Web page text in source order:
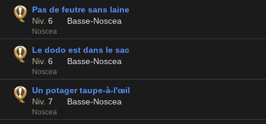
Pas de feutre sans laine
Niv. 6 Basse-Noscea
Noscea
Le dodo est dans le sac
Niv. 6 Basse-Noscea
Noscea
Un potager taupe-à-l'œil
Niv. 7 Basse-Noscea
Noscea